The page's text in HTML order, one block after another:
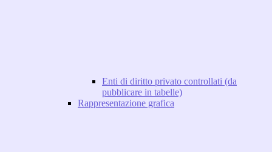
Enti di diritto privato controllati (da
pubblicare in tabelle)
Rappresentazione grafica